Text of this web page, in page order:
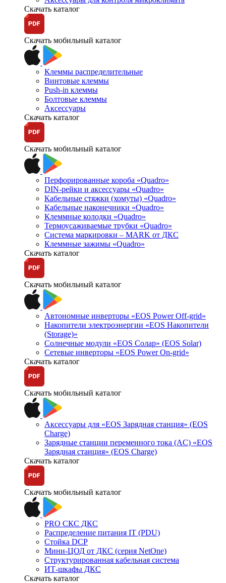
Скачать каталог
Скачать мобильный каталог
Клеммы распределительные
Винтовые клеммы
Push-in клеммы
Болтовые клеммы
Аксессуары
Скачать каталог
Скачать мобильный каталог
Перфорированные короба «Quadro»
DIN-рейки и аксессуары «Quadro»
Кабельные стяжки (хомуты) «Quadro»
Кабельные наконечники «Quadro»
Клеммные колодки «Quadro»
Термоусаживаемые трубки «Quadro»
Система маркировки – MARK от ДКС
Клеммные зажимы «Quadro»
Скачать каталог
Скачать мобильный каталог
Автономные инверторы «EOS Power Off-grid»
Накопители электроэнергии «EOS Накопители
(Storage)»
Солнечные модули «EOS Солар» (EOS Solar)
Сетевые инверторы «EOS Power On-grid»
Скачать каталог
Скачать мобильный каталог
Аксессуары для «EOS Зарядная станция» (EOS
Charge)
Зарядные станции переменного тока (AC) «EOS
Зарядная станция» (EOS Charge)
Скачать каталог
Скачать мобильный каталог
PRO СКС ДКС
Распределение питания IT (PDU)
Стойка DCP
Мини-ЦОД от ДКС (серия NetOne)
Структурированная кабельная система
ИТ-шкафы ДКС
Скачать каталог